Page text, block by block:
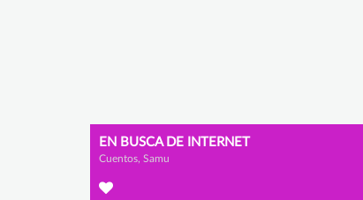
EN BUSCA DE INTERNET
Cuentos, Samu